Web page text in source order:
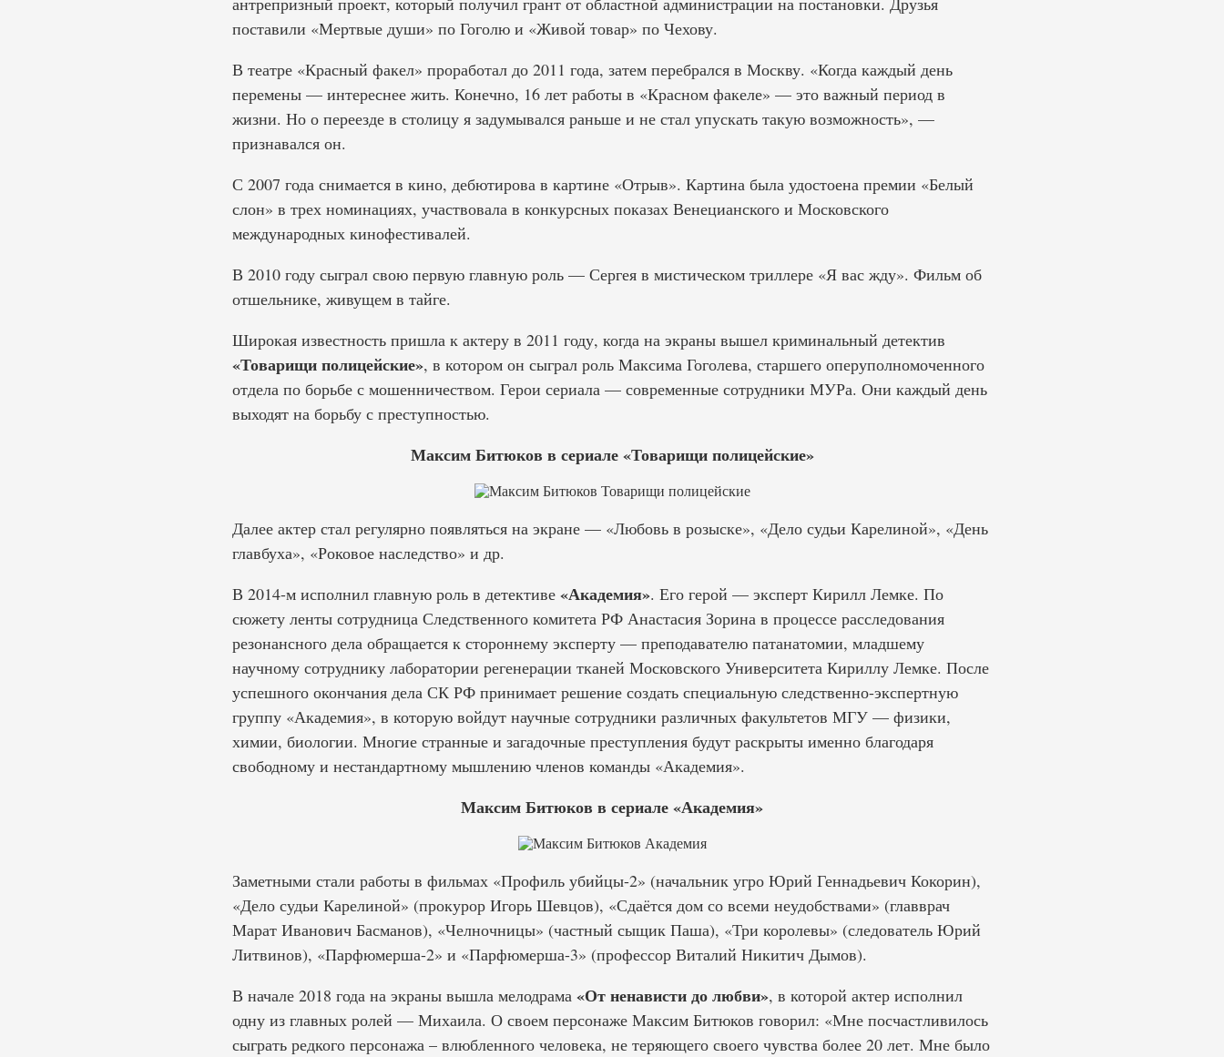
поставили «Мертвые души» по Гоголю и «Живой товар» по Чехову.
В театре «Красный факел» проработал до 2011 года, затем перебрался в Москву. «Когда каждый день
перемены — интереснее жить. Конечно, 16 лет работы в «Красном факеле» — это важный период в
жизни. Но о переезде в столицу я задумывался раньше и не стал упускать такую возможность», —
признавался он.
С 2007 года снимается в кино, дебютирова в картине «Отрыв». Картина была удостоена премии «Белый
слон» в трех номинациях, участвовала в конкурсных показах Венецианского и Московского
международных кинофестивалей.
В 2010 году сыграл свою первую главную роль — Сергея в мистическом триллере «Я вас жду». Фильм об
отшельнике, живущем в тайге.
Широкая известность пришла к актеру в 2011 году, когда на экраны вышел криминальный детектив
«Товарищи полицейские», в котором он сыграл роль Максима Гоголева, старшего оперуполномоченного
отдела по борьбе с мошенничеством. Герои сериала — современные сотрудники МУРа. Они каждый день
выходят на борьбу с преступностью.
Максим Битюков в сериале «Товарищи полицейские»
Далее актер стал регулярно появляться на экране — «Любовь в розыске», «Дело судьи Карелиной», «День
главбуха», «Роковое наследство» и др.
В 2014-м исполнил главную роль в детективе «Академия». Его герой — эксперт Кирилл Лемке. По
сюжету ленты сотрудница Следственного комитета РФ Анастасия Зорина в процессе расследования
резонансного дела обращается к стороннему эксперту — преподавателю патанатомии, младшему
научному сотруднику лаборатории регенерации тканей Московского Университета Кириллу Лемке. После
успешного окончания дела СК РФ принимает решение создать специальную следственно-экспертную
группу «Академия», в которую войдут научные сотрудники различных факультетов МГУ — физики,
химии, биологии. Многие странные и загадочные преступления будут раскрыты именно благодаря
свободному и нестандартному мышлению членов команды «Академия».
Максим Битюков в сериале «Академия»
Заметными стали работы в фильмах «Профиль убийцы-2» (начальник угро Юрий Геннадьевич Кокорин),
«Дело судьи Карелиной» (прокурор Игорь Шевцов), «Сдаётся дом со всеми неудобствами» (главврач
Марат Иванович Басманов), «Челночницы» (частный сыщик Паша), «Три королевы» (следователь Юрий
Литвинов), «Парфюмерша-2» и «Парфюмерша-3» (профессор Виталий Никитич Дымов).
В начале 2018 года на экраны вышла мелодрама «От ненависти до любви», в которой актер исполнил
одну из главных ролей — Михаила. О своем персонаже Максим Битюков говорил: «Мне посчастливилось
сыграть редкого персонажа – влюбленного человека, не теряющего своего чувства более 20 лет. Мне было